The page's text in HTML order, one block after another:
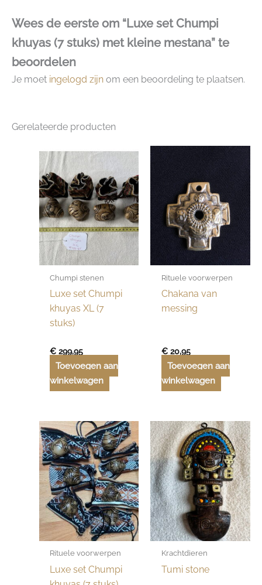
Wees de eerste om “Luxe set Chumpi
khuyas (7 stuks) met kleine mestana” te
beoordelen
Je moet ingelogd zijn om een beoordeling te plaatsen.
Gerelateerde producten
Chumpi stenen
Luxe set Chumpi
khuyas XL (7
stuks)
€ 299,95
Toevoegen aan
winkelwagen
Rituele voorwerpen
Chakana van
messing
€20,95
Toevoegen aan
winkelwagen
Rituele voorwerpen
Luxe set Chumpi
Krachtdieren
Tumi stone